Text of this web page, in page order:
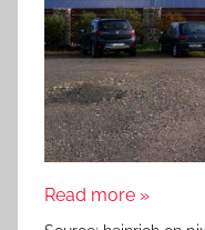
Read more »